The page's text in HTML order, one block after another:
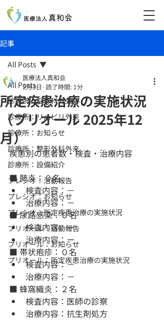
記事
All Posts
診療所：脳外科外来
診療所：リハビリ外来
診療所：お知らせ
診療所：整形外科外来
診療所：設備紹介
プレシオ：活動報告
プレシオ：お知らせ
プレシオ：所定疾患治療の実施状況
プリオール：活動報告
プリオール：お知らせ
プリオール：所定疾患治療の実施状況
All Posts
所定疾患治療の実施状況
（プリオール 2025年12
月）
医療法人真和会
2月3日 読了時間: 1分
疾患別の患者数・検査・治療内容
■ 肺炎：０名
検査内容：－
治療内容：－
■ 尿路感染：０名
検査内容：ー
治療内容：ー
■ 帯状疱疹：０名
検査内容：－
治療内容：－
■ 蜂窩織炎：２名
検査内容：医師の診察
治療内容：抗生剤処方